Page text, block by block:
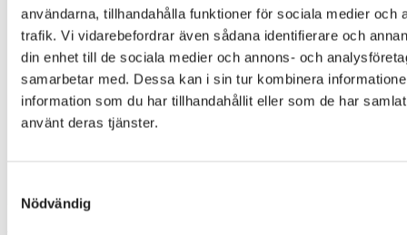
användarna, tillhandahålla funktioner för sociala medier och
trafik. Vi vidarebefordrar även sådana identifierare och
din enhet till de sociala medier och annons- och
samarbetar med. Dessa kan i sin tur kombinera
information som du har tillhandahållit eller som de har
använt deras tjänster.
Nödvändig